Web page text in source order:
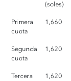
(soles)
Primera
cuota
1,660
Segunda
cuota
1,620
Tercera
1,620